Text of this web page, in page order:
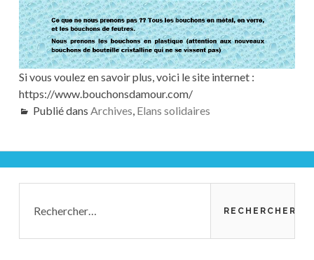
Si vous voulez en savoir plus, voici le site internet :
https://www.bouchonsdamour.com/
Publié dans Archives, Elans solidaires
latérale
principale